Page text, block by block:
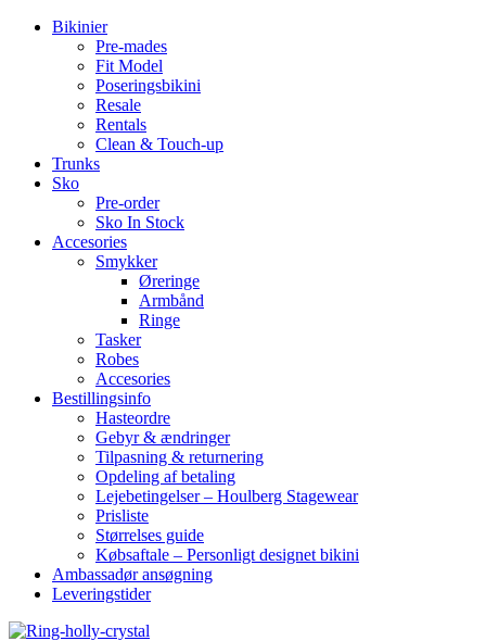
Bikinier
Pre-mades
Fit Model
Poseringsbikini
Resale
Rentals
Clean & Touch-up
Trunks
Sko
Pre-order
Sko In Stock
Accesories
Smykker
Øreringe
Armbånd
Ringe
Tasker
Robes
Accesories
Bestillingsinfo
Hasteordre
Gebyr & ændringer
Tilpasning & returnering
Opdeling af betaling
Lejebetingelser – Houlberg Stagewear
Prisliste
Størrelses guide
Købsaftale – Personligt designet bikini
Ambassadør ansøgning
Leveringstider